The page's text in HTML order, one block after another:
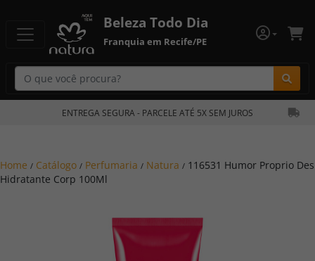
Beleza Todo Dia
Franquia em Recife/PE
ENTREGA SEGURA - PARCELE ATÉ 5X SEM JUROS
Home / Catálogo / Perfumaria / Natura / 116531 Humor Proprio Des
Hidratante Corp 100Ml